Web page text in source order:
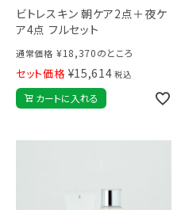
ビトレスキン 朝ケア2点＋夜ケ
ア4点 フルセット
通常価格 ¥18,370のところ
セット価格 ¥15,614 税込
カートに入れる